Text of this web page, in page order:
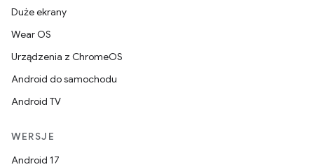
Duże ekrany
Wear OS
Urządzenia z ChromeOS
Android do samochodu
Android TV
WERSJE
Android 17